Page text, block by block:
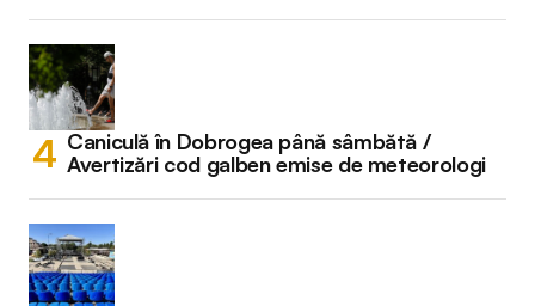
Caniculă în Dobrogea până sâmbătă /
Avertizări cod galben emise de meteorologi